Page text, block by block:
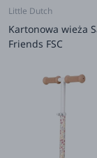
Little Dutch
Kartonowa wieża
Friends FSC